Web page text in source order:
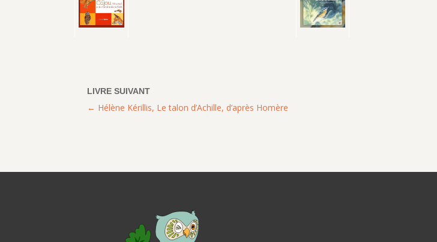
Hélène Kérillis, Le talon d’Achille, d’après Homère